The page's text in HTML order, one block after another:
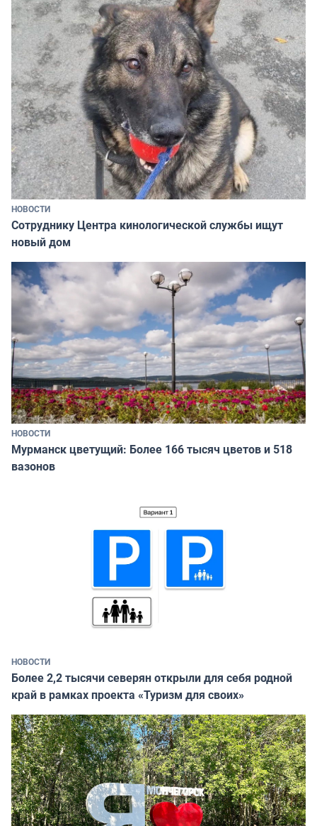
НОВОСТИ
Сотруднику Центра кинологической службы ищут
новый дом
НОВОСТИ
Мурманск цветущий: Более 166 тысяч цветов и 518
вазонов
НОВОСТИ
Более 2,2 тысячи северян открыли для себя родной
край в рамках проекта «Туризм для своих»